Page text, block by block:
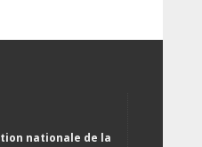
nationale de la